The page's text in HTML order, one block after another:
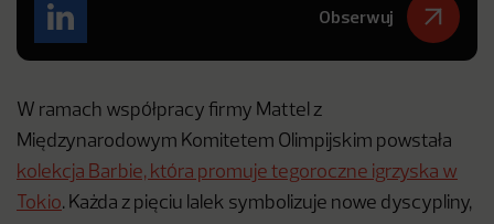
Obserwuj
W ramach współpracy firmy Mattel z
Międzynarodowym Komitetem Olimpijskim powstała
kolekcja Barbie, która promuje tegoroczne igrzyska w
Tokio. Każda z pięciu lalek symbolizuje nowe dyscypliny,